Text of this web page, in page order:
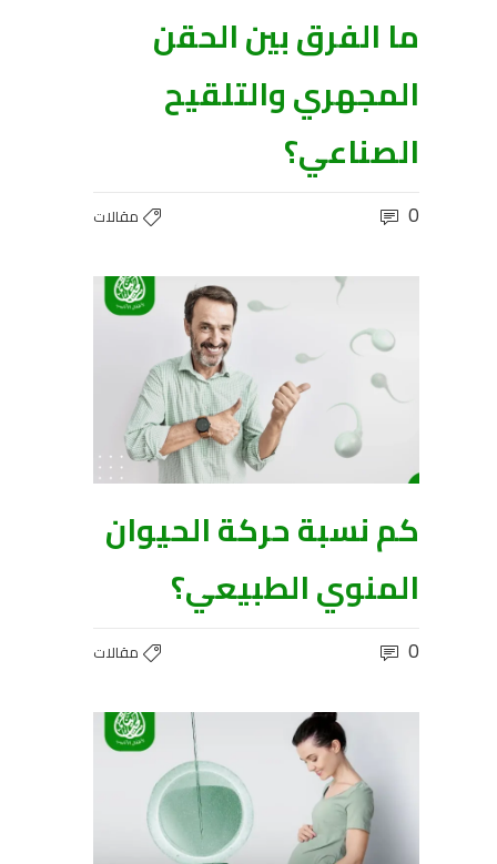
ما الفرق بين الحقن
المجهري والتلقيح
الصناعي؟
مقالات 0
كم نسبة حركة الحيوان
المنوي الطبيعي؟
مقالات 0